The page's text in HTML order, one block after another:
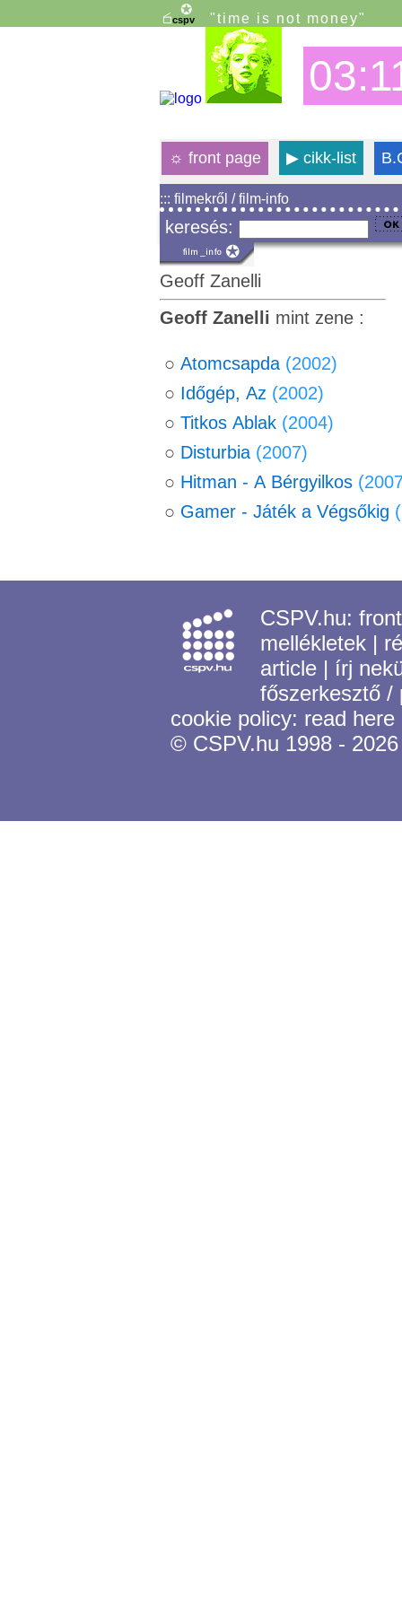
"time is not money"
☼ front page ▶cikk-list
::: filmekről / film-info
keresés:
Geoff Zanelli
Geoff Zanelli mint zene :
○ Atomcsapda (2002)
○ Időgép, Az (2002)
○ Titkos Ablak (2004)
○ Disturbia (2007)
○ Hitman - A Bérgyilkos
○ Gamer - Játék a Végsőkig
CSPV.hu:
mellékletek |
article | írj
főszerkesztő
cookie policy: read here
© CSPV.hu 1998 - 2026